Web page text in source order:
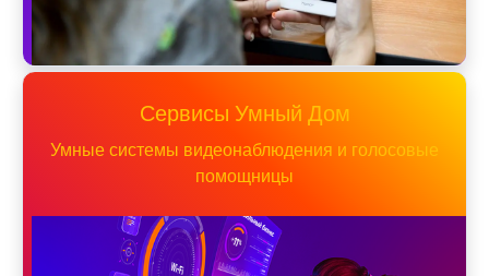
Сервисы Умный Дом
Умные системы видеонаблюдения и голосовые
помощницы